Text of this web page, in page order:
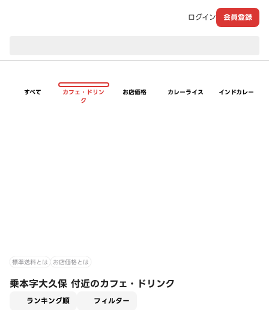
ログイン 会員登録
すべて
カフェ・ドリン
ク
お店価格 カレーライス インドカレー
標準送料とは お店価格とは
乗本字大久保 付近のカフェ・ドリンク
ランキング順 フィルター